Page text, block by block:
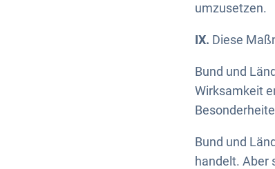
umzusetzen.
IX. Diese
Bund und
Wirksamkeit
Bund und
handelt. Aber